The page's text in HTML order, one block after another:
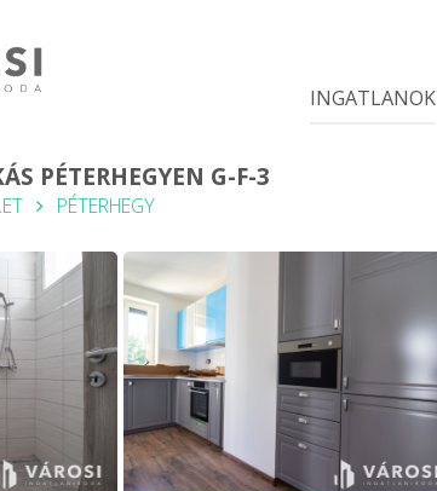
INGATLANOK
PÉTERHEGYEN G-F-3
PÉTERHEGY